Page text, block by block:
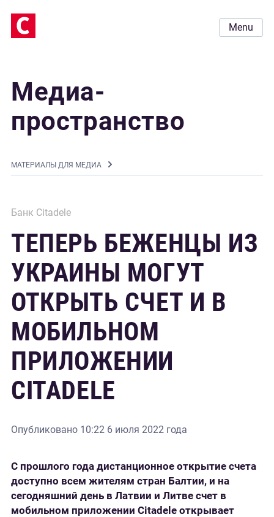
Menu
Медиа-
пространство
MАТЕРИАЛЫ ДЛЯ МЕДИА
Банк Citadele
ТЕПЕРЬ БЕЖЕНЦЫ ИЗ
УКРАИНЫ МОГУТ
ОТКРЫТЬ СЧЕТ И В
МОБИЛЬНОМ
ПРИЛОЖЕНИИ
CITADELE
Опубликовано 10:22 6 июля 2022 года
С прошлого года дистанционное открытие счета
доступно всем жителям стран Балтии, и на
сегодняшний день в Латвии и Литве счет в
мобильном приложении Citadele открывает